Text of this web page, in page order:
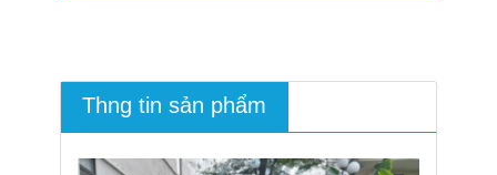
Thng tin sản phẩm